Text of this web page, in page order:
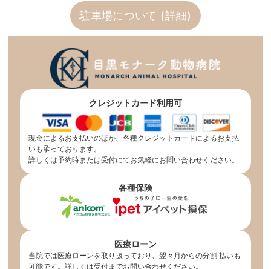
駐車場について (詳細)
クレジットカード利用可
現金によるお支払いのほか、各種クレジットカードによるお支払
いも承っております。
詳しくは予約時または受付にてお気軽にお問い合わせください。
各種保険
医療ローン
当院では医療ローンを取り扱っており、翌々月からの分割 払いも
可能です。詳しくは受付までお問い合わせください。